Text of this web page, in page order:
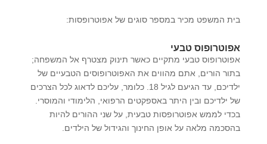
בית המשפט מכיר במספר סוגים של אפוטרופסות:
אפוטרופוס טבעי
אפוטרופוס טבעי מתקיים כאשר תינוק מצטרף אל המשפחה;
בתור הורים, אתם מהווים את האפוטרופוסים הטבעיים של
ילדיכם, עד הגיעם לגיל 18. כלומר, עליכם לדאוג לכל הצרכים
של ילדיכם ובין היתר באספקטים הרפואי, הלימודי והמוסרי.
בכדי לממש אפוטרופסות טבעית, על שני ההורים להיות
בהסכמה מלאה על אופן החינוך והגידול של הילדים.